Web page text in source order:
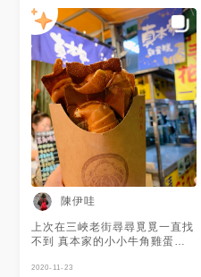
◗ 現點現做請耐心等候
⠀⠀⠀⠀⠀⠀⠀⠀⠀⠀⠀​
———————————————
⚐新北市三峽區長福街2號正對
面 ☏ 0975-325-822 ☼
11:00-20:00 （週二公休）
———————————————
#jian愛吃美食 #jian吃新北
#jian三峽 .​ .​ .​
⠀⠀⠀⠀⠀⠀⠀⠀⠀⠀⠀⠀​ ©2018
jian.food 版權所有
#strawberry #taipei
#eggpancakes #croissant #
新北美食 #三峽美食 #三峽區美
食 #三峽小吃 #三峽老街 #台北
甜點 #草莓季 #銅板小吃 #真本
家
可愛 皮是偏軟蠻厚實 起司會牽
絲有香氣不會太鹹甜 吃起來稍
偏乾一些 建議趁熱吃應該會更
好吃 因為我們吃的時候有點涼
掉 / 最近在三峽爆紅的雞蛋糕終
於來吃拉 有金牛角造型超吸睛
口味蠻眾多的～比起傳統雞蛋糕
多了很多口味 推薦來三峽玩的
朋友可以來試試～ 👨🏻‍🍳 ♡服
務態度：3.5 ⏲營業：11:00-
20:00（週二公休） 🏠地址：
新北市三峽區長福街2號正對面
（三峽老街頭/祖師廟旁） #新
北#三峽#三峽老街#新北美食#
三峽美食#三峽老街美食#老街#
老街美食
#food#taiwan#taiwanfood#
真角燒x雞蛋糕#真本家#真本家
陳伊哇
上次在三峽老街尋尋覓覓一直找
不到 真本家的小小牛角雞蛋糕
🤩 原來小攤車不是在老街的主
2020-11-23